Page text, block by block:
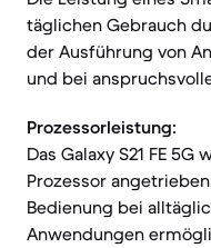
täglichen Gebrauch
der Ausführung von
und bei
Prozessorleistung:
Das Galaxy S21 FE
Prozessor
Bedienung bei
Anwendungen